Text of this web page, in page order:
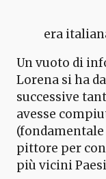
era
Un vuoto di
Lorena si ha
successive
avesse
pittore per
più vicini